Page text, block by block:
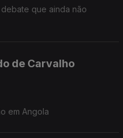
que ainda não
de Carvalho
em Angola